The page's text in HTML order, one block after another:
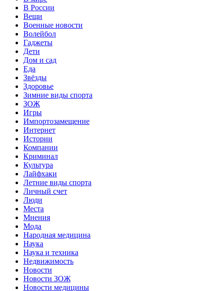
В России
Вещи
Военные новости
Волейбол
Гаджеты
Дети
Дом и сад
Еда
Звёзды
Здоровье
Зимние виды спорта
ЗОЖ
Игры
Импортозамещение
Интернет
Истории
Компании
Криминал
Культура
Лайфхаки
Летние виды спорта
Личный счет
Люди
Места
Мнения
Мода
Народная медицина
Наука
Наука и техника
Недвижимость
Новости
Новости ЗОЖ
Новости медицины